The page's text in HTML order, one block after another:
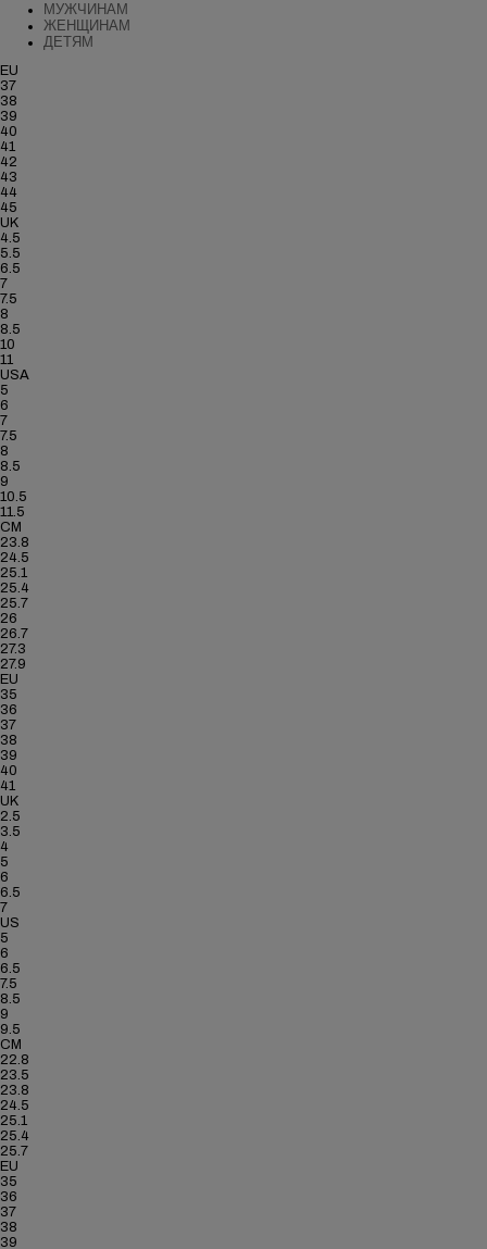
МУЖЧИНАМ
ЖЕНЩИНАМ
ДЕТЯМ
EU
37
38
39
40
41
42
43
44
45
UK
4.5
5.5
6.5
7
7.5
8
8.5
10
11
USA
5
6
7
7.5
8
8.5
9
10.5
11.5
CM
23.8
24.5
25.1
25.4
25.7
26
26.7
27.3
27.9
EU
35
36
37
38
39
40
41
UK
2.5
3.5
4
5
6
6.5
7
US
5
6
6.5
7.5
8.5
9
9.5
CM
22.8
23.5
23.8
24.5
25.1
25.4
25.7
EU
35
36
37
38
39